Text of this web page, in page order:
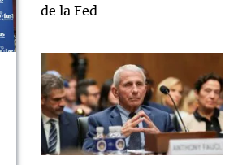
de la Fed